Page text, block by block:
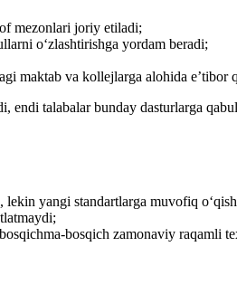
mezonlari joriy etiladi;
oʻzlashtirishga yordam beradi;
maktab va kollejlarga alohida e’tibor
talabalar bunday dasturlarga
yangi standartlarga muvofiq
bosqich zamonaviy raqamli